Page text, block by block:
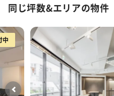
同じ坪数&エリアの物件
中